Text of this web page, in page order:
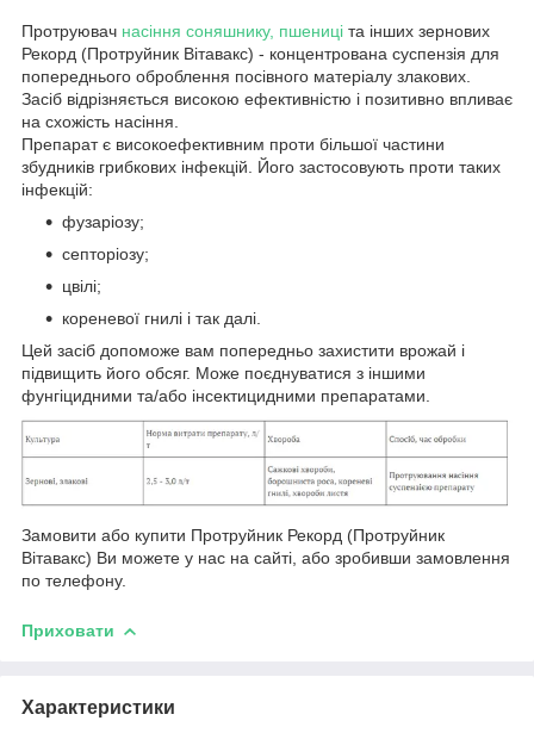
Протруювач насіння соняшнику, пшениці та інших зернових
Рекорд (Протруйник Вітавакс) - концентрована суспензія для
попереднього оброблення посівного матеріалу злакових.
Засіб відрізняється високою ефективністю і позитивно впливає
на схожість насіння.
Препарат є високоефективним проти більшої частини
збудників грибкових інфекцій. Його застосовують проти таких
інфекцій:
фузаріозу;
септоріозу;
цвілі;
кореневої гнилі і так далі.
Цей засіб допоможе вам попередньо захистити врожай і
підвищить його обсяг. Може поєднуватися з іншими
фунгіцидними та/або інсектицидними препаратами.
Замовити або купити Протруйник Рекорд (Протруйник
Вітавакс) Ви можете у нас на сайті, або зробивши замовлення
по телефону.
Приховати
Характеристики